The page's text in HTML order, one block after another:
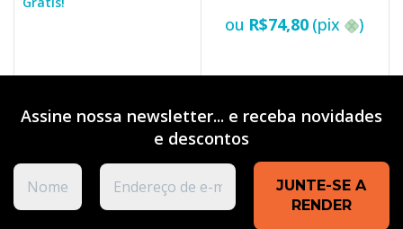
ou R$74,80 (pix )
Assine nossa newsletter... e receba novidades
e descontos